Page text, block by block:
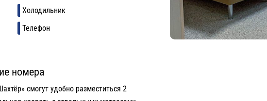
Холодильник
Телефон
номера
смогут удобно разместиться 2